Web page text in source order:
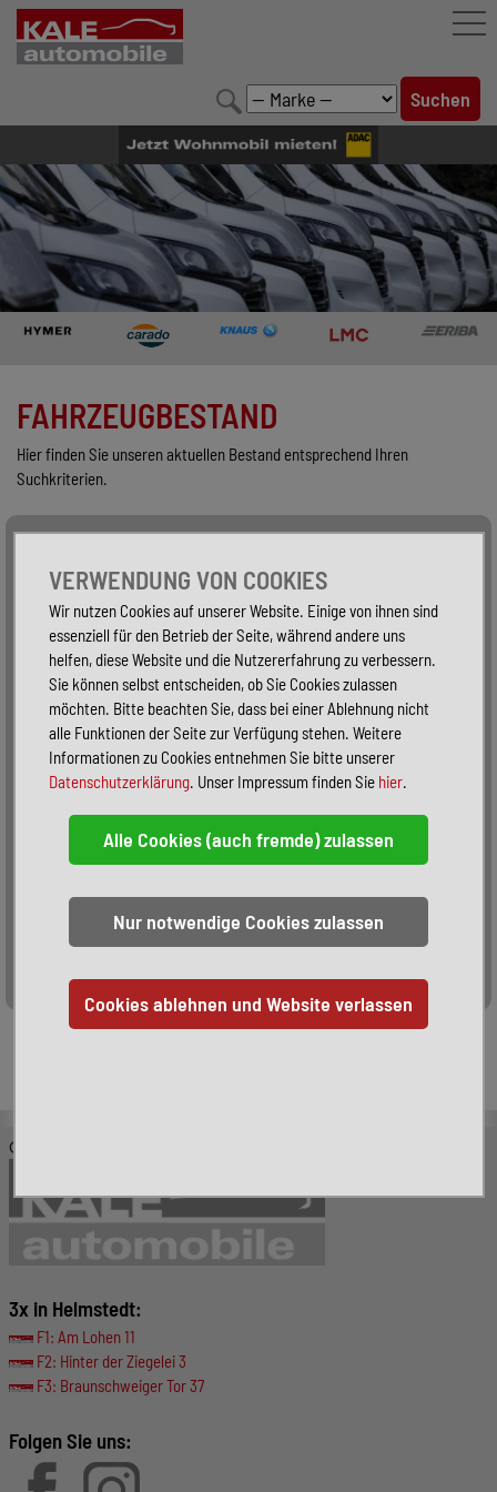
FAHRZEUGBESTAND
LEISTUNGEN
KONFIGURATOR
MARKENWELT
UNTERNEHMEN
FAHRZEUGBESTAND
Hier finden Sie unseren aktuellen Bestand entsprechend Ihren
Suchkriterien.
Alle Fahrzeuge
Sortieren:
© KALE-Automobile GmbH
3x in Helmstedt:
F1: Am Lohen 11
F2: Hinter der Ziegelei 3
F3: Braunschweiger Tor 37
Folgen Sie uns:
VERWENDUNG VON COOKIES
Wir nutzen Cookies auf unserer Website. Einige von ihnen sind
essenziell für den Betrieb der Seite, während andere uns
helfen, diese Website und die Nutzererfahrung zu verbessern.
Sie können selbst entscheiden, ob Sie Cookies zulassen
möchten. Bitte beachten Sie, dass bei einer Ablehnung nicht
alle Funktionen der Seite zur Verfügung stehen. Weitere
Informationen zu Cookies entnehmen Sie bitte unserer
Datenschutzerklärung. Unser Impressum finden Sie hier.